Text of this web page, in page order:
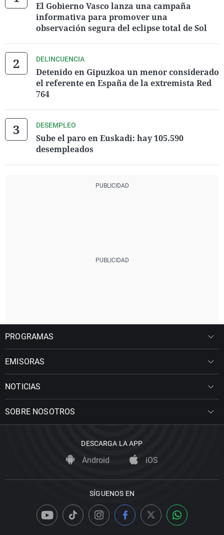
El Gobierno Vasco lanza una campaña
informativa para promover una
observación segura del eclipse total de Sol
DELINCUENCIA
Detenido en Gipuzkoa un menor considerado
el referente en España de la extremista Red
764
DESEMPLEO
Sube el paro en Euskadi: hay 105.590
desempleados
PROGRAMAS
EMISORAS
NOTICIAS
SOBRE NOSOTROS
DESCARGA LA APP
Android iOS
SÍGUENOS EN